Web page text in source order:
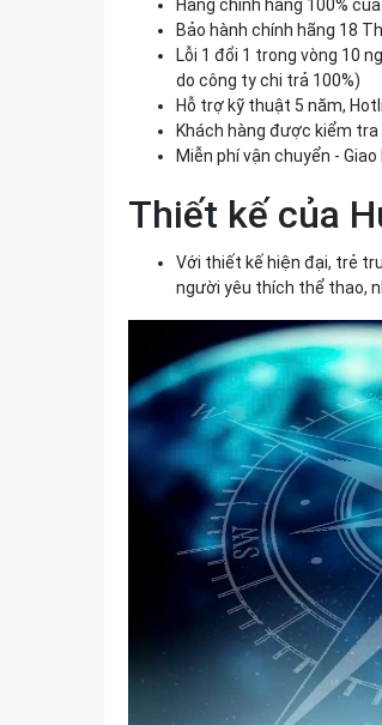
Hàng chính hãng 100% của
Bảo hành chính hãng 18
Lỗi 1 đổi 1 trong vòng 10
do công ty chi trả 100%)
Hỗ trợ kỹ thuật 5 năm,
Khách hàng được kiểm
Miễn phí vận chuyển -
Thiết kế của
Với thiết kế hiện đại, trẻ
người yêu thích thể thao,